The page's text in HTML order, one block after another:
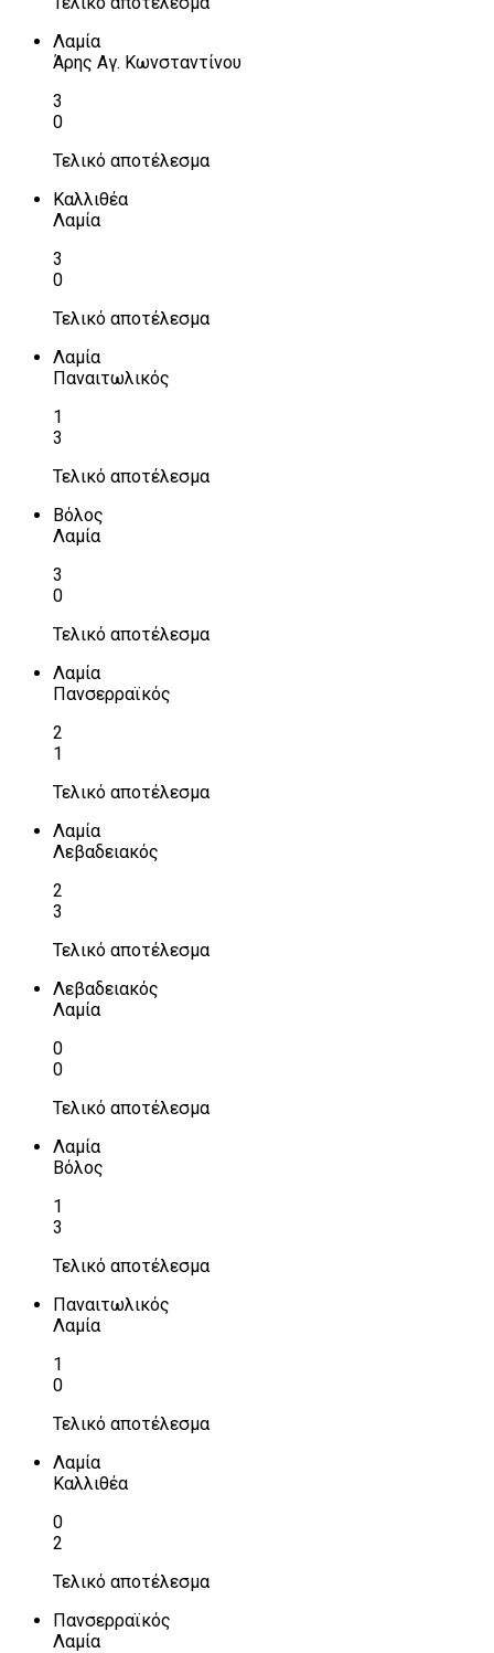
Λαμία
Άρης Αγ. Κωνσταντίνου
3
0
Τελικό αποτέλεσμα
Καλλιθέα
Λαμία
3
0
Τελικό αποτέλεσμα
Λαμία
Παναιτωλικός
1
3
Τελικό αποτέλεσμα
Βόλος
Λαμία
3
0
Τελικό αποτέλεσμα
Λαμία
Πανσερραϊκός
2
1
Τελικό αποτέλεσμα
Λαμία
Λεβαδειακός
2
3
Τελικό αποτέλεσμα
Λεβαδειακός
Λαμία
0
0
Τελικό αποτέλεσμα
Λαμία
Βόλος
1
3
Τελικό αποτέλεσμα
Παναιτωλικός
Λαμία
1
0
Τελικό αποτέλεσμα
Λαμία
Καλλιθέα
0
2
Τελικό αποτέλεσμα
Πανσερραϊκός
Λαμία